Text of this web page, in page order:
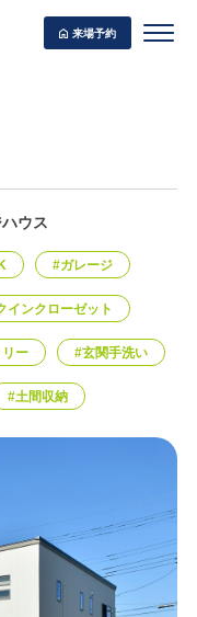
来場予約
PLAN
ウス
#ガレージ
インクローゼット
ー #玄関手洗い
#土間収納